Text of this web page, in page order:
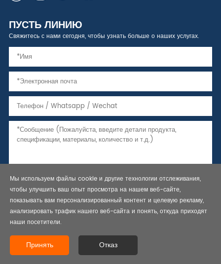
ПУСТЬ ЛИНИЮ
Свяжитесь с нами сегодня, чтобы узнать больше о наших услугах.
трубы, API 5L линии трубы-Bestar Steel Co., Ltd. Все права
защищены.
Мы используем файлы cookie и другие технологии отслеживания,
чтобы улучшить ваш опыт просмотра на нашем веб-сайте,
показывать вам персонализированный контент и целевую рекламу,
анализировать трафик нашего веб-сайта и понять, откуда приходят
наши посетители.
Принять Отказ